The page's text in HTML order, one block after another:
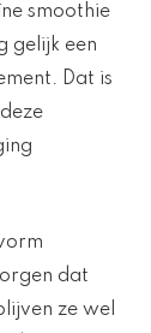
smoothie
gelijk een
Dat is
dat
ze wel